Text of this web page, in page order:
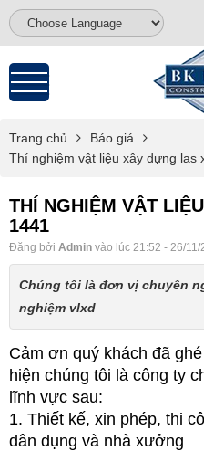
Trang chủ
Báo giá
Thí nghiệm vật liệu xây dựng las
THÍ NGHIỆM VẬT
1441
Đăng bởi Admin vào lúc 21:52 - 26/11/
Chúng tôi là đơn vị chuyên
nghiệm vlxd
Cảm ơn quý khách đã
hiện chúng tôi là công ty
lĩnh vực sau:
1. Thiết kế, xin phép, thi
dân dụng và nhà xưởng